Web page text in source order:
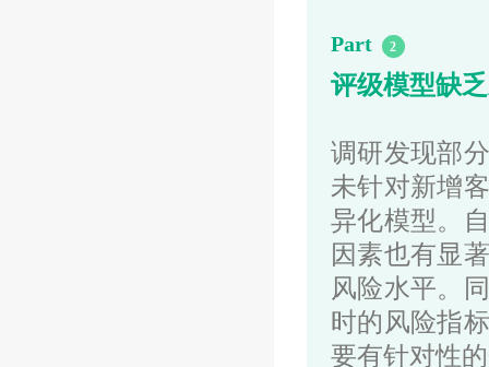
Part 2
评级模型缺
调研发现部
未针对新增
异化模型。
因素也有显
风险水平。
时的风险指
要有针对性